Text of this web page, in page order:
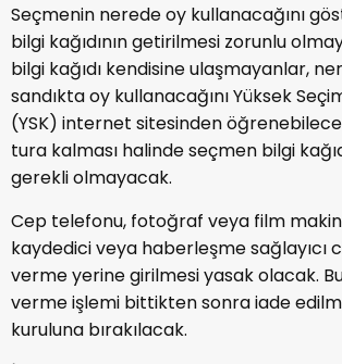
Seçmenin nerede oy kullanacağını
bilgi kağıdının getirilmesi zorunlu
bilgi kağıdı kendisine ulaşmayanlar,
sandıkta oy kullanacağını Yüksek
(YSK) internet sitesinden
tura kalması halinde seçmen bilgi
gerekli olmayacak.
Cep telefonu, fotoğraf veya film
kaydedici veya haberleşme sağlayıcı
verme yerine girilmesi yasak olacak.
verme işlemi bittikten sonra iade
kuruluna bırakılacak.